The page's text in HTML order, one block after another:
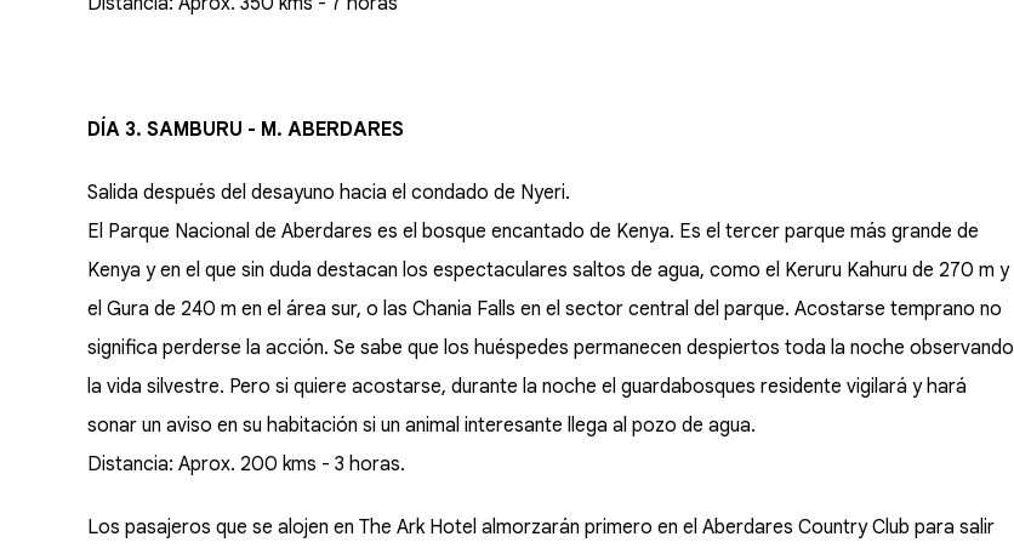
DÍA 3. SAMBURU - M. ABERDARES
Salida después del desayuno hacia el condado de Nyeri.
El Parque Nacional de Aberdares es el bosque encantado de Kenya. Es el tercer parque más grande de
Kenya y en el que sin duda destacan los espectaculares saltos de agua, como el Keruru Kahuru de 270 m y
el Gura de 240 m en el área sur, o las Chania Falls en el sector central del parque. Acostarse temprano no
significa perderse la acción. Se sabe que los huéspedes permanecen despiertos toda la noche observando
la vida silvestre. Pero si quiere acostarse, durante la noche el guardabosques residente vigilará y hará
sonar un aviso en su habitación si un animal interesante llega al pozo de agua.
Distancia: Aprox. 200 kms - 3 horas.
Los pasajeros que se alojen en The Ark Hotel almorzarán primero en el Aberdares Country Club para salir